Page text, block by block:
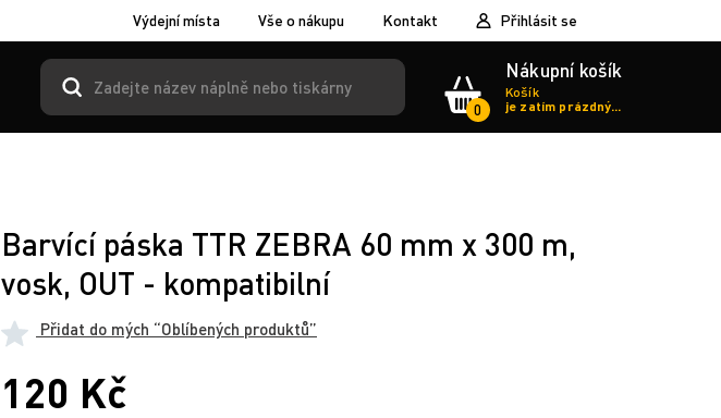
Výdejní místa Vše o nákupu Kontakt Přihlásit se
0
Nákupní košík
Košík
je zatím prázdný...
Barvící páska TTR ZEBRA 60 mm x 300 m,
vosk, OUT - kompatibilní
Přidat do mých “Oblíbených produktů”
120 Kč